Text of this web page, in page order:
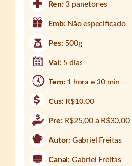
Ren:3 panetones
Emb: Não especificado
Pes: 500g
Val: 5 dias
Tem: 1 hora e 30 min
Cus: R$10,00
Pre: R$25,00 a R$30,00
Autor: Gabriel Freitas
Canal: Gabriel Freitas